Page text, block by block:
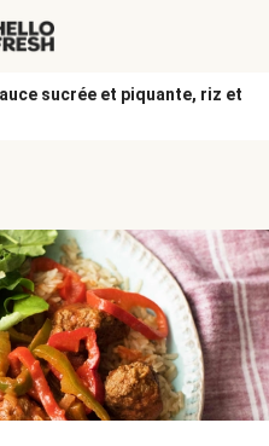
sucrée et piquante, riz et